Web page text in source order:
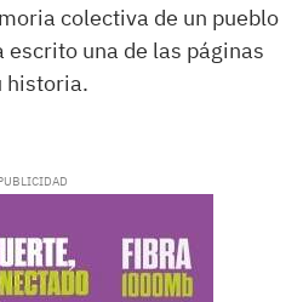
colectiva de un pueblo
escrito una de las páginas
historia.